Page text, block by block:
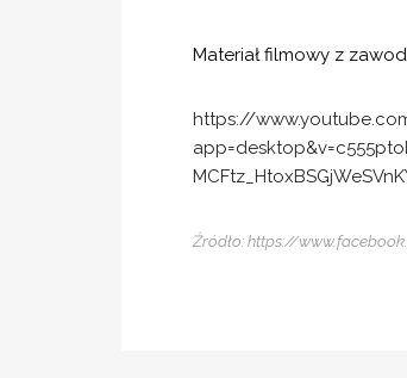
Materiał filmowy z
https://
Źródło: https://